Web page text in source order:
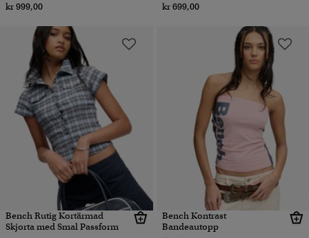
kr 999,00 kr 699,00
Bench Rutig Kortärmad
Skjorta med Smal Passform
Bench Kontrast
Bandeautopp